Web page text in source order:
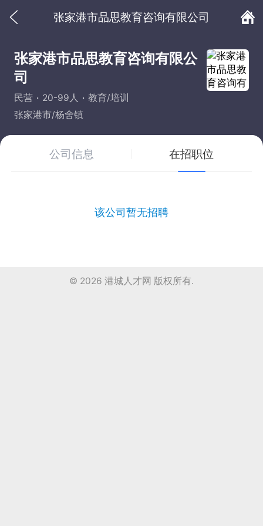
张家港市品思教育咨询有限公司
张家港市品思教育咨询有限公
司
民营 20-99人
教育/培训
张家港市/杨舍镇
公司信息 在招职位
该公司暂无招聘
© 2026 港城人才网 版权所有.